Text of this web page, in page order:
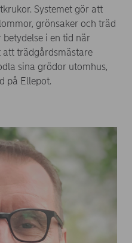
Systemet gör att
grönsaker och träd
i en tid när
att trädgårdsmästare
sina grödor utomhus,
på Ellepot.